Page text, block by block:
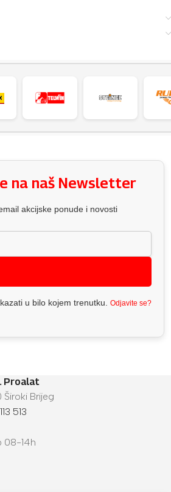
na naš Newsletter
akcijske ponude i novosti
u bilo kojem trenutku. Odjavite se?
Proalat
Široki Brijeg
513
08-14h